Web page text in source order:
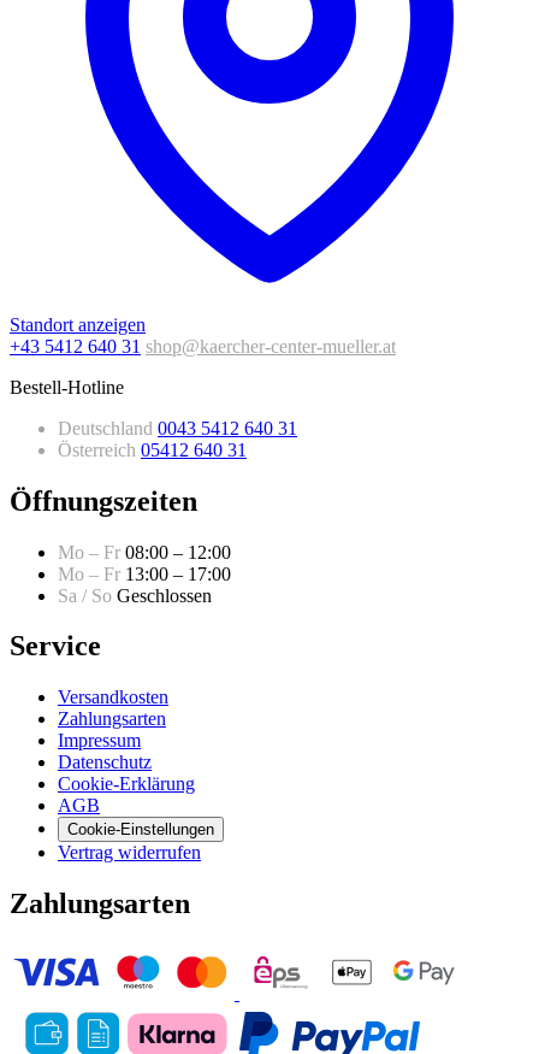
Standort anzeigen
+43 5412 640 31 shop@kaercher-center-mueller.at
Bestell-Hotline
Deutschland 0043 5412 640 31
Österreich 05412 640 31
Öffnungszeiten
Mo – Fr 08:00 – 12:00
Mo – Fr 13:00 – 17:00
Sa / So Geschlossen
Service
Versandkosten
Zahlungsarten
Impressum
Datenschutz
Cookie-Erklärung
AGB
Cookie-Einstellungen
Vertrag widerrufen
Zahlungsarten